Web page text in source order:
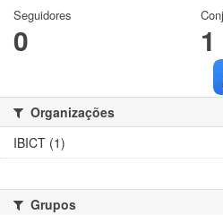
Seguidores
0 1
Organizações
IBICT (1)
Grupos